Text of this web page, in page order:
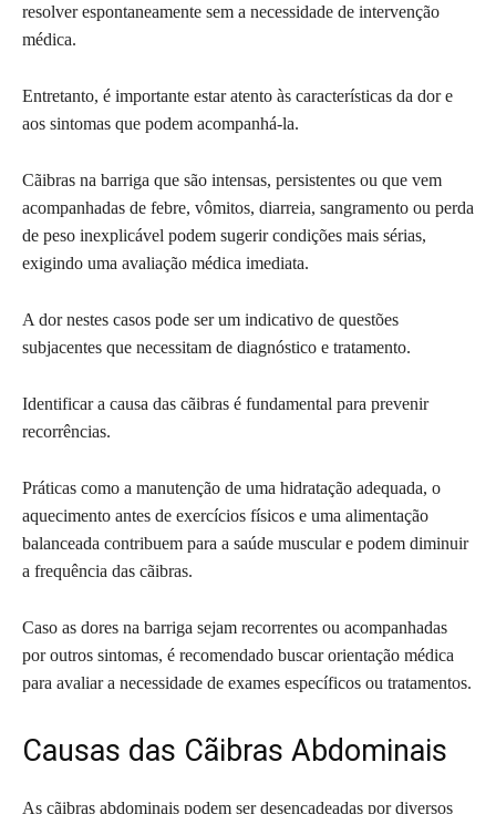
resolver espontaneamente sem a necessidade de intervenção
médica.
Entretanto, é importante estar atento às características da dor e
aos sintomas que podem acompanhá-la.
Cãibras na barriga que são intensas, persistentes ou que vem
acompanhadas de febre, vômitos, diarreia, sangramento ou perda
de peso inexplicável podem sugerir condições mais sérias,
exigindo uma avaliação médica imediata.
A dor nestes casos pode ser um indicativo de questões
subjacentes que necessitam de diagnóstico e tratamento.
Identificar a causa das cãibras é fundamental para prevenir
recorrências.
Práticas como a manutenção de uma hidratação adequada, o
aquecimento antes de exercícios físicos e uma alimentação
balanceada contribuem para a saúde muscular e podem diminuir
a frequência das cãibras.
Caso as dores na barriga sejam recorrentes ou acompanhadas
por outros sintomas, é recomendado buscar orientação médica
para avaliar a necessidade de exames específicos ou tratamentos.
Causas das Cãibras Abdominais
As cãibras abdominais podem ser desencadeadas por diversos